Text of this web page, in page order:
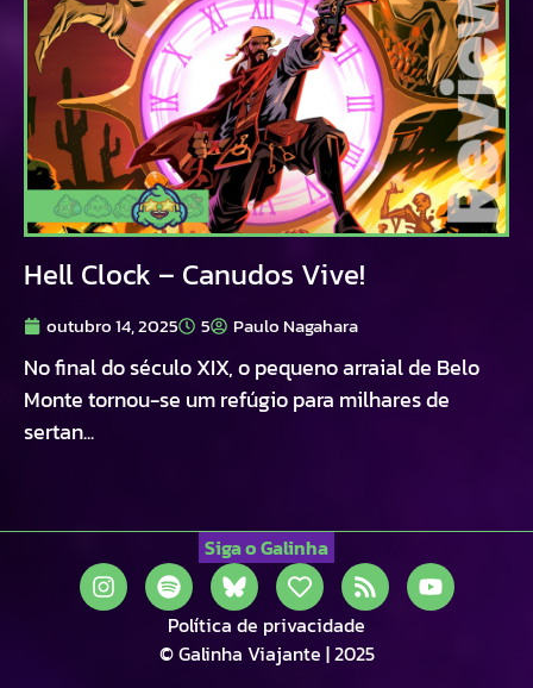
Hell Clock – Canudos Vive!
outubro 14, 2025 5 Paulo Nagahara
No final do século XIX, o pequeno arraial de Belo
Monte tornou-se um refúgio para milhares de
sertan...
Siga o Galinha
Política de privacidade
© Galinha Viajante | 2025